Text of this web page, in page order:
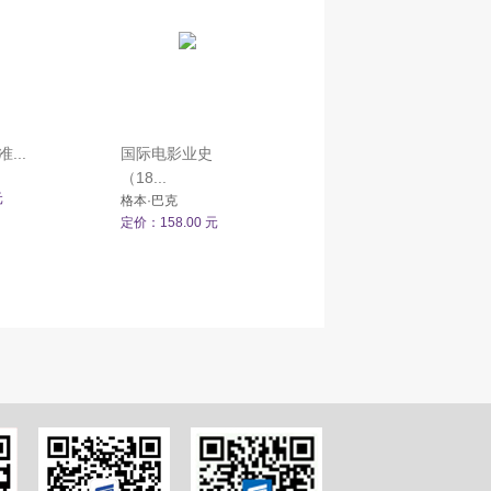
...
国际电影业史
（18...
格本·巴克
定价：158.00 元